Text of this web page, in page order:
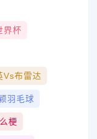
界杯
vs布雷达
羽毛球
梗